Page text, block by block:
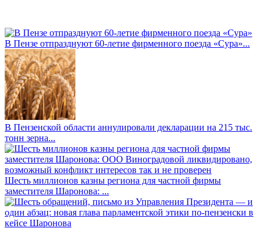
В Пензе отпразднуют 60-летие фирменного поезда «Сура»...
В Пензенской области аннулировали декларации на 215 тыс.
тонн зерна...
Шесть миллионов казны региона для частной фирмы
заместителя Шаронова: ...